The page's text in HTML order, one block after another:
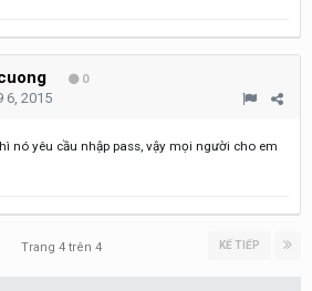
0
6, 2015
nó yêu cầu nhập pass, vậy mọi người cho em
KẾ TIẾP
Trang 4 trên 4